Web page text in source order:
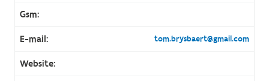
Gsm:
E-mail: tom.brysbaert@gmail.com
Website: